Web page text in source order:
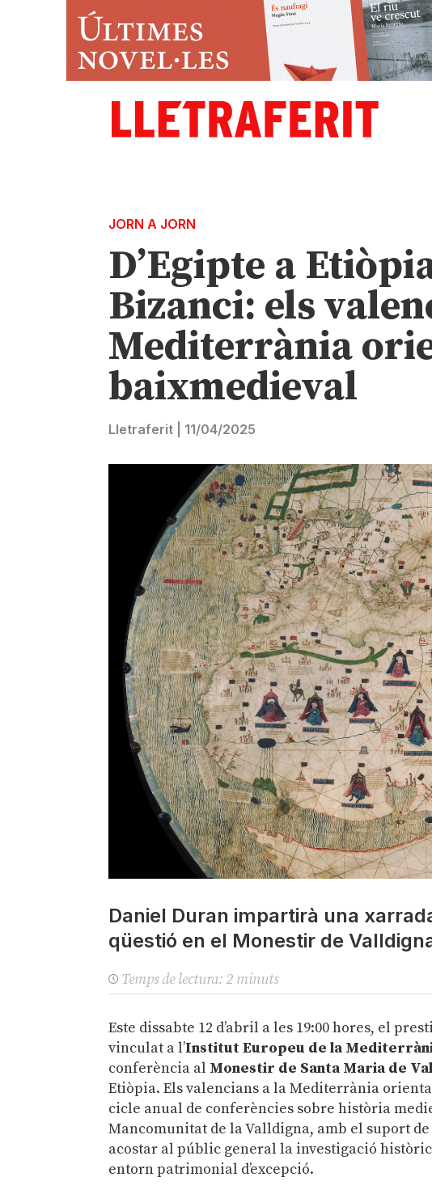
JORN A JORN
D’Egipte a
Bizanci: els
Mediterrània
baixmedieval
Lletraferit 11/04/2025
Daniel Duran impartirà una
qüestió en el Monestir de
Temps de lectura: 2 minuts
Este dissabte 12 d’abril a les 19:00 hores, el
vinculat a l’Institut Europeu de la
conferència al Monestir de Santa Maria de
Etiòpia. Els valencians a la Mediterrània
cicle anual de conferències sobre història
Mancomunitat de la Valldigna, amb el suport
acostar al públic general la investigació
entorn patrimonial d’excepció.